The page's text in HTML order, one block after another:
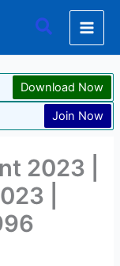
Search
Download Now
Join Now
2023 |
|